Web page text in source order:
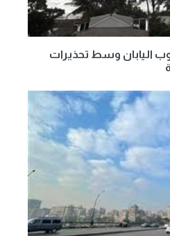
اليابان وسط تحذيرات